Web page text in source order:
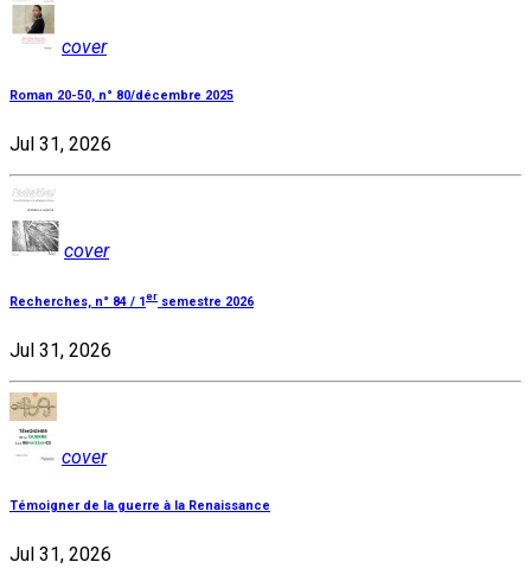
cover
Roman 20-50, n° 80/décembre 2025
Jul 31, 2026
cover
Recherches, n° 84 / 1 er semestre 2026
Jul 31, 2026
cover
Témoigner de la guerre à la Renaissance
Jul 31, 2026